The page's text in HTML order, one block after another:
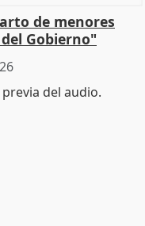
de menores
Gobierno"